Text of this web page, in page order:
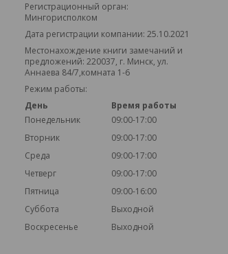
Регистрационный орган:
Мингорисполком
Дата регистрации компании: 25.10.2021
Местонахождение книги замечаний и
предложений: 220037, г. Минск, ул.
Аннаева 84/7,комната 1-6
Режим работы:
День
Время работы
Понедельник
09:00-17:00
Вторник
09:00-17:00
Среда
09:00-17:00
Четверг
09:00-17:00
Пятница
09:00-16:00
Суббота
Выходной
Воскресенье
Выходной